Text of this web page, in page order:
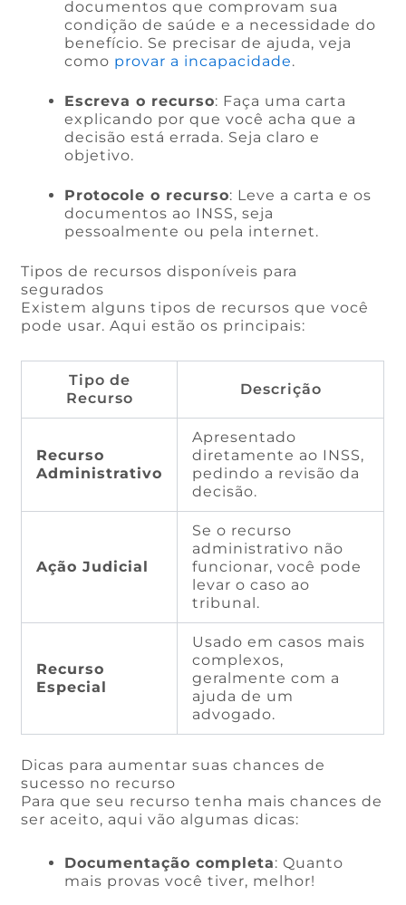
documentos que comprovam sua
condição de saúde e a necessidade do
benefício. Se precisar de ajuda, veja
como provar a incapacidade.
Escreva o recurso: Faça uma carta
explicando por que você acha que a
decisão está errada. Seja claro e
objetivo.
Protocole o recurso: Leve a carta e os
documentos ao INSS, seja
pessoalmente ou pela internet.
Tipos de recursos disponíveis para
segurados
Existem alguns tipos de recursos que você
pode usar. Aqui estão os principais:
Tipo de
Recurso
Descrição
Recurso
Administrativo
Apresentado
diretamente ao INSS,
pedindo a revisão da
decisão.
Ação Judicial
Se o recurso
administrativo não
funcionar, você pode
levar o caso ao
tribunal.
Recurso
Especial
Usado em casos mais
complexos,
geralmente com a
ajuda de um
advogado.
Dicas para aumentar suas chances de
sucesso no recurso
Para que seu recurso tenha mais chances de
ser aceito, aqui vão algumas dicas:
Documentação completa: Quanto
mais provas você tiver, melhor!